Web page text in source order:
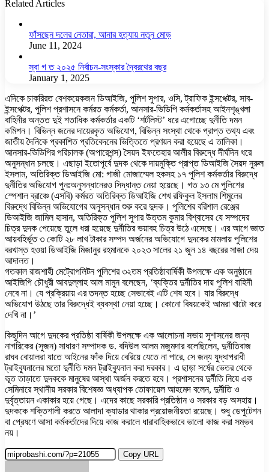
Related Articles
ফাঁসছেন দলের নেতারা, আনার হত্যায় নতুন মোড়
June 11, 2024
স্বা গ ত ২০২৫ নির্বাচন-সংস্কার দ্বৈরথের বছর
January 1, 2025
এদিকে চাকরিরত বেশকয়েকজন ডিআইজি, পুলিশ সুপার, ওসি, ট্রাফিক ইন্সপেক্টর, সাব-
ইন্সপেক্টর, পুলিশ প্রশাসনে কর্মরত কর্মকর্তা, আনসার-ভিডিপি কর্মকর্তাসহ আইনশৃঙ্খলা
বাহিনীর অন্তত দুই শতাধিক কর্মকর্তার একটি ‘শর্টলিস্ট’ ধরে এগোচ্ছে দুর্নীতি দমন
কমিশন। বিভিন্ন জনের দায়েরকৃত অভিযোগ, বিভিন্ন সংস্থা থেকে প্রাপ্ত তথ্য এবং
জাতীয় দৈনিকে প্রকাশিত প্রতিবেদনের ভিত্তিতে প্রণয়ন করা হয়েছে এ তালিকা।
আনসার-ভিডিপির পরিচালক (অপারেশন্স) সৈয়দ ইফতেহার আলীর বিরুদ্ধে দীর্ঘদিন ধরে
অনুসন্ধান চলছে। এছাড়া ইতোপূর্বে দুদক থেকে দায়মুক্তি প্রাপ্ত ডিআইজি সৈয়দ নুরুল
ইসলাম, অতিরিক্ত ডিআইজি মো: গাজী মোজাম্মেল হকসহ ১৭ পুলিশ কর্মকর্তার বিরুদ্ধে
দুর্নীতির অভিযোগ পুনঃঅনুসন্ধানেরও সিদ্ধান্ত নেয়া হয়েছে। গত ১৩ মে পুলিশের
স্পেশাল ব্রাঞ্চে (এসবি) কর্মরত অতিরিক্ত ডিআইজি শেখ রফিকুল ইসলাম শিমুলের
বিরুদ্ধে বিভিন্ন অভিযোগের অনুসন্ধান শুরু করে দুদক। পুলিশের বরিশাল রেঞ্জের
ডিআইজি জামিল হাসান, অতিরিক্ত পুলিশ সুপার উত্তম কুমার বিশ্বাসের যে সম্পদের
চিত্র দুদক পেয়েছে তুলে ধরা হয়েছে দুর্নীতির ভয়াবহ চিত্র উঠে এসেছে। এর আগে জ্ঞাত
আয়বহির্ভূত ৩ কোটি ২৮ লাখ টাকার সম্পদ অর্জনের অভিযোগে দুদকের মামলায় পুলিশের
বরখাস্ত হওয়া ডিআইজি মিজানুর রহমানকে ২০২৩ সালের ২১ জুন ১৪ বছরের সাজা দেয়
আদালত।
গতকাল রাজশাহী মেট্রোপলিটন পুলিশের ৩২তম প্রতিষ্ঠাবার্ষিকী উপলক্ষে এক অনুষ্ঠানে
আইজিপি চৌধুরী আবদুল্লাহ আল মামুন বলেছেন, ‘ব্যক্তির দুর্নীতির দায় পুলিশ বাহিনী
নেবে না। যে প্রক্রিয়ায় এর তদন্ত হচ্ছে সেভাবেই এটি শেষ হবে। যার বিরুদ্ধে
অভিযোগ উঠছে তার বিরুদ্ধেই ব্যবস্থা নেয়া হচ্ছে। কোনো বিষয়কেই আমরা খাটো করে
দেখি না।’
কিছুদিন আগে দুদকের প্রতিষ্ঠা বার্ষিকী উপলক্ষে এক আলোচনা সভায় সুশাসনের জন্য
নাগরিকের (সুজন) সাধারণ সম্পাদক ড. বদিউল আলম মজুমদার বলেছিলেন, দুর্নীতিবাজ
রাঘব বোয়ালরা যাতে আইনের ফাঁক দিয়ে বেরিয়ে যেতে না পারে, সে জন্য যুদ্ধাপরাধী
ট্রাইব্যুনালের মতো দুর্নীতি দমন ট্রাইব্যুনাল করা দরকার। এ ছাড়া সর্ষের ভেতর থেকে
ভূত তাড়াতে দুদককে মানুষের আস্থা অর্জন করতে হবে। প্রশাসনের দুর্নীতি নিয়ে এক
সেমিনারে স্থানীয় সরকার বিশেষজ্ঞ অধ্যাপক তোফায়েল আহমেদ বলেন, দুর্নীতি ও
দুর্বৃত্তায়ন একাকার হয়ে গেছে। এদের কাছে সরকারি প্রতিষ্ঠান ও সরকার বড় অসহায়।
দুদককে শক্তিশালী করতে আলাদা ক্যাডার থাকার প্রয়োজনীয়তা রয়েছে। শুধু ডেপুটেশন
বা প্রেষণে আসা কর্মকর্তাদের দিয়ে কাজ করালে ধারাবাহিকভাবে ভালো কাজ করা সম্ভব
নয়।
Copy URL